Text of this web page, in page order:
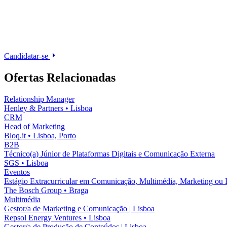
Candidatar-se
Ofertas Relacionadas
Relationship Manager
Henley & Partners • Lisboa
CRM
Head of Marketing
Bloq.it • Lisboa, Porto
B2B
Técnico(a) Júnior de Plataformas Digitais e Comunicação Externa
SGS • Lisboa
Eventos
Estágio Extracurricular em Comunicação, Multimédia, Marketing ou
The Bosch Group • Braga
Multimédia
Gestor/a de Marketing e Comunicação | Lisboa
Repsol Energy Ventures • Lisboa